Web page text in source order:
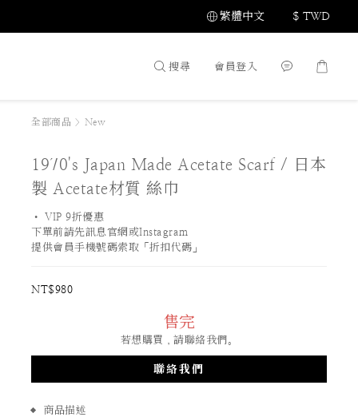
繁體中文 $ TWD
搜尋 會員登入
全部商品 > New
1970's Japan Made Acetate Scarf / 日本
製 Acetate材質 絲巾
• VIP 9折優惠
下單前請先訊息官網或Instagram
提供會員手機號碼索取「折扣代碼」
NT$980
售完
若想購買，請聯絡我們。
聯絡我們
商品描述